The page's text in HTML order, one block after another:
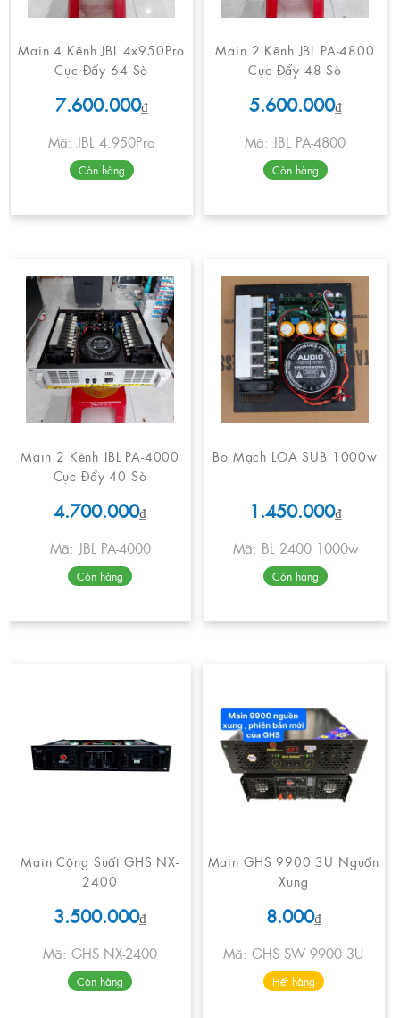
Main 4 Kênh JBL 4x950Pro
Cục Đẩy 64 Sò
7.600.000₫
Mã: JBL 4.950Pro
Còn hàng
Main 2 Kênh JBL PA-4800
Cục Đẩy 48 Sò
5.600.000₫
Mã: JBL PA-4800
Còn hàng
Main 2 Kênh JBL PA-4000
Cục Đẩy 40 Sò
4.700.000₫
Mã: JBL PA-4000
Còn hàng
Bo Mạch LOA SUB 1000w
1.450.000₫
Mã: BL 2400 1000w
Còn hàng
Main Công Suất GHS NX-
2400
3.500.000₫
Mã: GHS NX-2400
Còn hàng
Main GHS 9900 3U Nguồn
Xung
8.000₫
Mã: GHS SW 9900 3U
Hết hàng